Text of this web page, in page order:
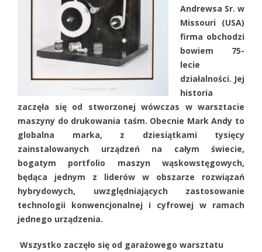
Andrewsa Sr. w
Missouri (USA)
firma obchodzi
bowiem 75-
lecie
działalności. Jej
historia
zaczęła się od stworzonej wówczas w warsztacie
maszyny do drukowania taśm. Obecnie Mark Andy to
globalna marka, z dziesiątkami tysięcy
zainstalowanych urządzeń na całym świecie,
bogatym portfolio maszyn wąskowstęgowych,
będąca jednym z liderów w obszarze rozwiązań
hybrydowych, uwzględniających zastosowanie
technologii konwencjonalnej i cyfrowej w ramach
jednego urządzenia.
Wszystko zaczęło się od garażowego warsztatu